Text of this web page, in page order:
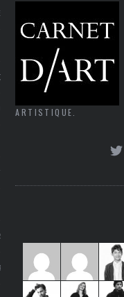
EN VOD
ARTISTIQUE.